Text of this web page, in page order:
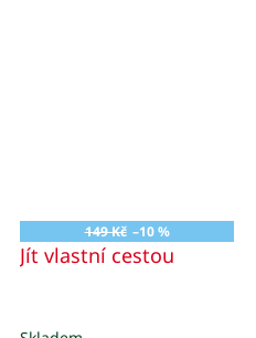
149 Kč –10 %
Jít vlastní cestou